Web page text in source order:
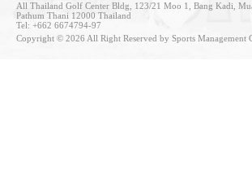
All Thailand Golf Center Bldg, 123/21 Moo 1, Bang Kadi,
Pathum Thani 12000 Thailand
Tel: +662 6674794-97
Copyright © 2026 All Right Reserved by Sports Management